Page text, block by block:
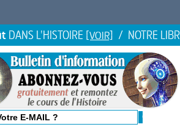
DANS L'HISTOIRE [VOIR] / NOTRE